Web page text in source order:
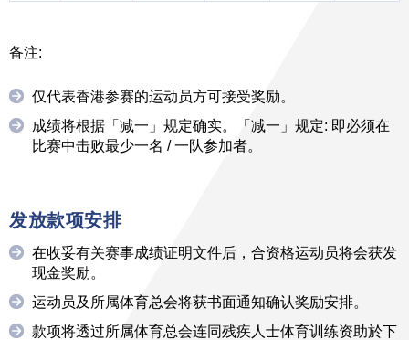
备注:
仅代表香港参赛的运动员方可接受奖励。
成绩将根据「减一」规定确实。「减一」规定: 即必须在
比赛中击败最少一名 / 一队参加者。
发放款项安排
在收妥有关赛事成绩证明文件后，合资格运动员将会获发
现金奖励。
运动员及所属体育总会将获书面通知确认奖励安排。
款项将透过所属体育总会连同残疾人士体育训练资助於下